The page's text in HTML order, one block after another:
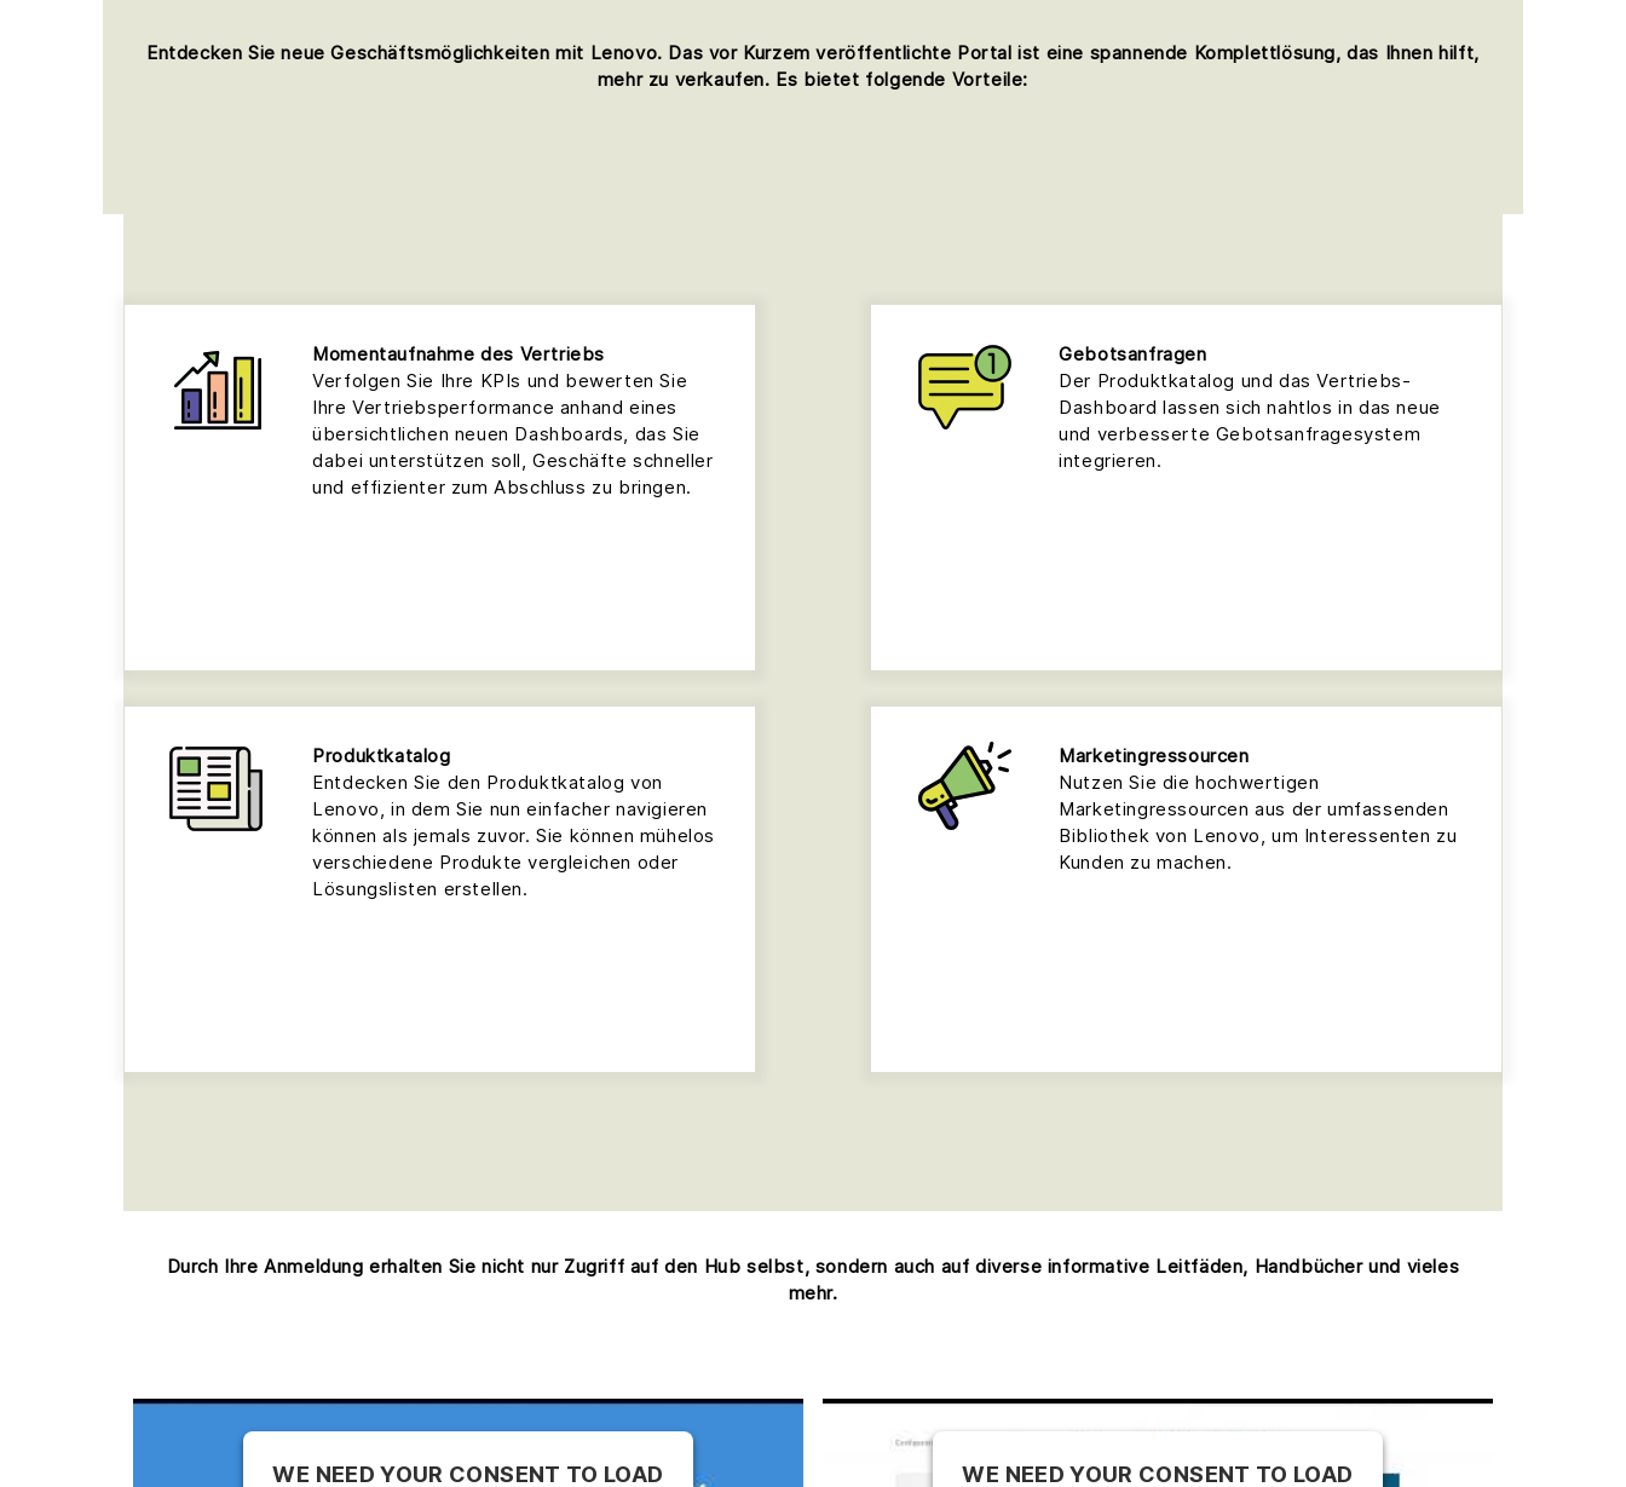
Entdecken Sie neue Geschäftsmöglichkeiten mit Lenovo. Das vor Kurzem veröffentlichte Portal ist eine spannende Komplettlösung, das Ihnen hilft,
mehr zu verkaufen. Es bietet folgende Vorteile:
Momentaufnahme des Vertriebs
Verfolgen Sie Ihre KPIs und bewerten Sie
Ihre Vertriebsperformance anhand eines
übersichtlichen neuen Dashboards, das Sie
dabei unterstützen soll, Geschäfte schneller
und effizienter zum Abschluss zu bringen.
Gebotsanfragen
Der Produktkatalog und das Vertriebs-
Dashboard lassen sich nahtlos in das neue
und verbesserte Gebotsanfragesystem
integrieren.
Produktkatalog
Entdecken Sie den Produktkatalog von
Lenovo, in dem Sie nun einfacher navigieren
können als jemals zuvor. Sie können mühelos
verschiedene Produkte vergleichen oder
Lösungslisten erstellen.
Marketingressourcen
Nutzen Sie die hochwertigen
Marketingressourcen aus der umfassenden
Bibliothek von Lenovo, um Interessenten zu
Kunden zu machen.
Durch Ihre Anmeldung erhalten Sie nicht nur Zugriff auf den Hub selbst, sondern auch auf diverse informative Leitfäden, Handbücher und vieles
mehr.
WE NEED YOUR CONSENT TO LOAD
WE NEED YOUR CONSENT TO LOAD